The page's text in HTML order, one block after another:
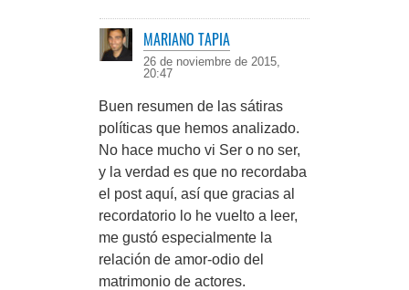
MARIANO TAPIA
26 de noviembre de 2015,
20:47
Buen resumen de las sátiras
políticas que hemos analizado.
No hace mucho vi Ser o no ser,
y la verdad es que no recordaba
el post aquí, así que gracias al
recordatorio lo he vuelto a leer,
me gustó especialmente la
relación de amor-odio del
matrimonio de actores.